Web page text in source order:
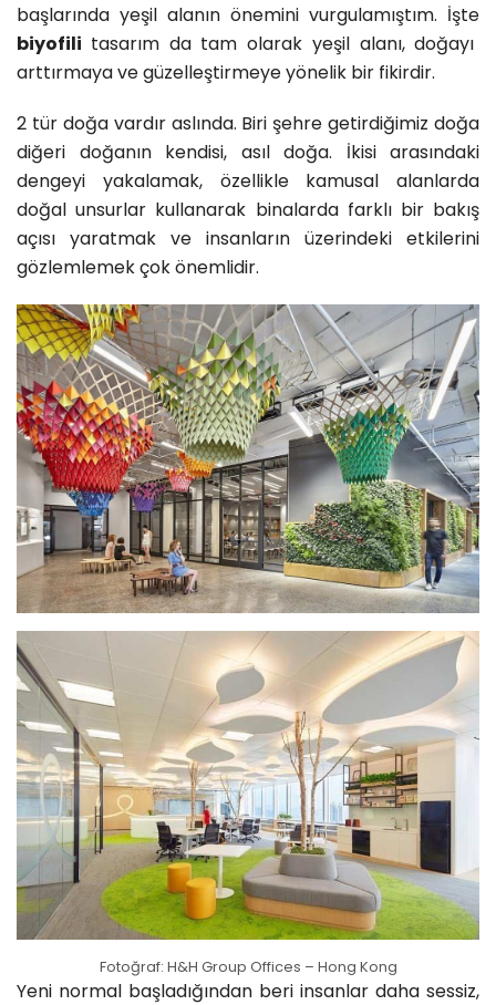
başlarında yeşil alanın önemini vurgulamıştım. İşte
biyofili tasarım da tam olarak yeşil alanı, doğayı
arttırmaya ve güzelleştirmeye yönelik bir fikirdir.
2 tür doğa vardır aslında. Biri şehre getirdiğimiz doğa
diğeri doğanın kendisi, asıl doğa. İkisi arasındaki
dengeyi yakalamak, özellikle kamusal alanlarda
doğal unsurlar kullanarak binalarda farklı bir bakış
açısı yaratmak ve insanların üzerindeki etkilerini
gözlemlemek çok önemlidir.
Fotoğraf: H&H Group Offices – Hong Kong
Yeni normal başladığından beri insanlar daha sessiz,